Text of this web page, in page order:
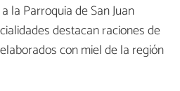
la Parroquia de San Juan
destacan raciones de
con miel de la región